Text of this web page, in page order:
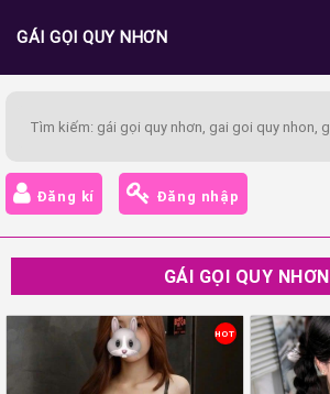
GÁI GỌI QUY NHƠN
Đăng kí Đăng nhập
GÁI GỌI QUY NHƠN
HOT